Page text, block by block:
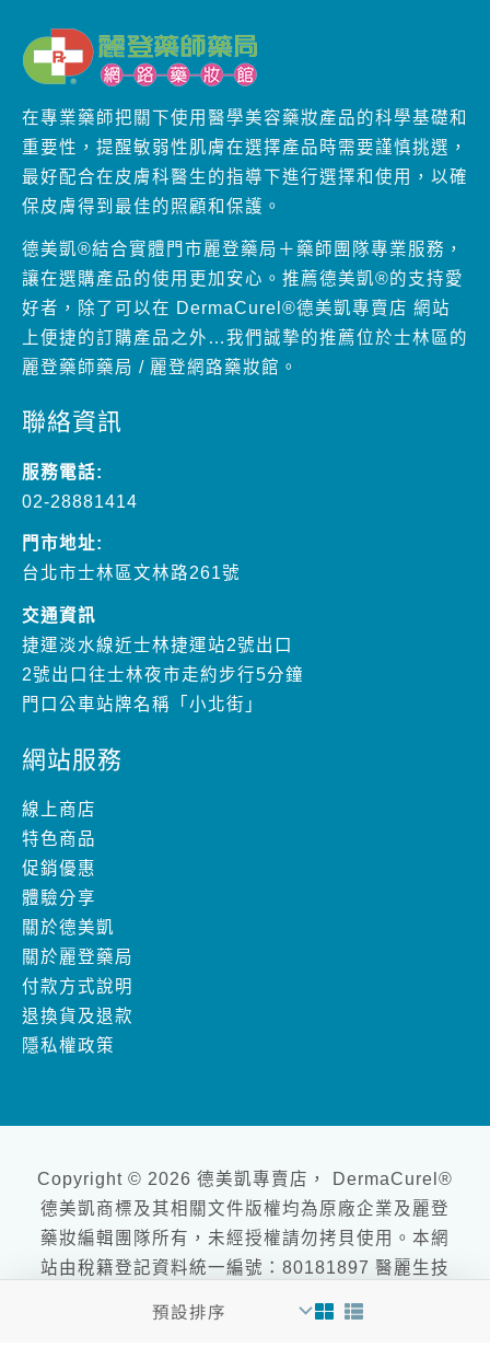
在專業藥師把關下使用醫學美容藥妝產品的科學基礎和
重要性，提醒敏弱性肌膚在選擇產品時需要謹慎挑選，
最好配合在皮膚科醫生的指導下進行選擇和使用，以確
保皮膚得到最佳的照顧和保護。
德美凱®結合實體門市麗登藥局＋藥師團隊專業服務，
讓在選購產品的使用更加安心。推薦德美凱®的支持愛
好者，除了可以在 DermaCurel®德美凱專賣店 網站
上便捷的訂購產品之外…我們誠摯的推薦位於士林區的
麗登藥師藥局 / 麗登網路藥妝館。
聯絡資訊
服務電話:
02-28881414
門市地址:
台北市士林區文林路261號
交通資訊
捷運淡水線近士林捷運站2號出口
2號出口往士林夜市走約步行5分鐘
門口公車站牌名稱「小北街」
網站服務
線上商店
特色商品
促銷優惠
體驗分享
關於德美凱
關於麗登藥局
付款方式說明
退換貨及退款
隱私權政策
Copyright © 2026 德美凱專賣店， DermaCurel®
德美凱商標及其相關文件版權均為原廠企業及麗登
藥妝編輯團隊所有，未經授權請勿拷貝使用。本網
站由稅籍登記資料統一編號：80181897 醫麗生技
goodface數位行銷工作室